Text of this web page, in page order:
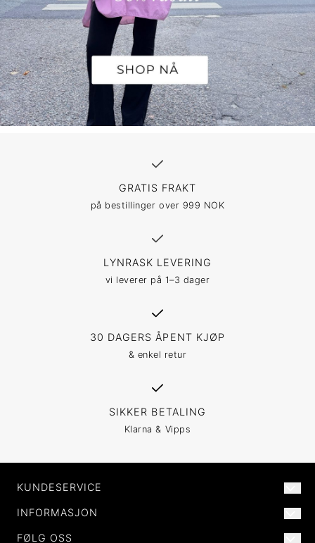
GRATIS FRAKT
på bestillinger over 999 NOK
LYNRASK LEVERING
vi leverer på 1–3 dager
30 DAGERS ÅPENT KJØP
& enkel retur
SIKKER BETALING
Klarna & Vipps
KUNDESERVICE
POST@MORILDNORWAY.NO
+47 477 82 772
INFORMASJON
FØLG OSS